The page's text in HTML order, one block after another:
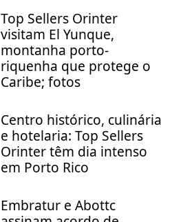
Top Sellers Orinter
visitam El Yunque,
montanha porto-
riquenha que protege o
Caribe; fotos
Centro histórico, culinária
e hotelaria: Top Sellers
Orinter têm dia intenso
em Porto Rico
Embratur e Abottc